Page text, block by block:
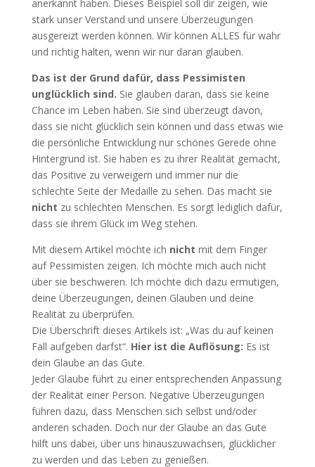
anerkannt haben. Dieses Beispiel soll dir zeigen, wie
stark unser Verstand und unsere Überzeugungen
ausgereizt werden können. Wir können ALLES für wahr
und richtig halten, wenn wir nur daran glauben.
Das ist der Grund dafür, dass Pessimisten
unglücklich sind. Sie glauben daran, dass sie keine
Chance im Leben haben. Sie sind überzeugt davon,
dass sie nicht glücklich sein können und dass etwas wie
die persönliche Entwicklung nur schönes Gerede ohne
Hintergrund ist. Sie haben es zu ihrer Realität gemacht,
das Positive zu verweigern und immer nur die
schlechte Seite der Medaille zu sehen. Das macht sie
nicht zu schlechten Menschen. Es sorgt lediglich dafür,
dass sie ihrem Glück im Weg stehen.
Mit diesem Artikel möchte ich nicht mit dem Finger
auf Pessimisten zeigen. Ich möchte mich auch nicht
über sie beschweren. Ich möchte dich dazu ermutigen,
deine Überzeugungen, deinen Glauben und deine
Realität zu überprüfen.
Die Überschrift dieses Artikels ist: „Was du auf keinen
Fall aufgeben darfst“. Hier ist die Auflösung: Es ist
dein Glaube an das Gute.
Jeder Glaube führt zu einer entsprechenden Anpassung
der Realität einer Person. Negative Überzeugungen
führen dazu, dass Menschen sich selbst und/oder
anderen schaden. Doch nur der Glaube an das Gute
hilft uns dabei, über uns hinauszuwachsen, glücklicher
zu werden und das Leben zu genießen.